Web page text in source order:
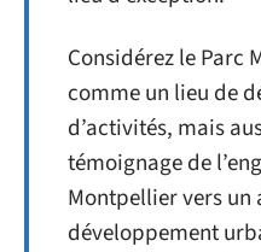
Considérez le Parc
comme un lieu de
d’activités, mais
témoignage de
Montpellier vers un
développement